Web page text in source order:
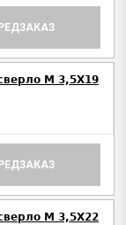
М 3,5Х19
М 3,5Х22